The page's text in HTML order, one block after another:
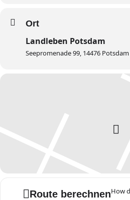
Ort
Landleben Potsdam
Seepromenade 99, 14476 Potsdam
Route berechnenHow